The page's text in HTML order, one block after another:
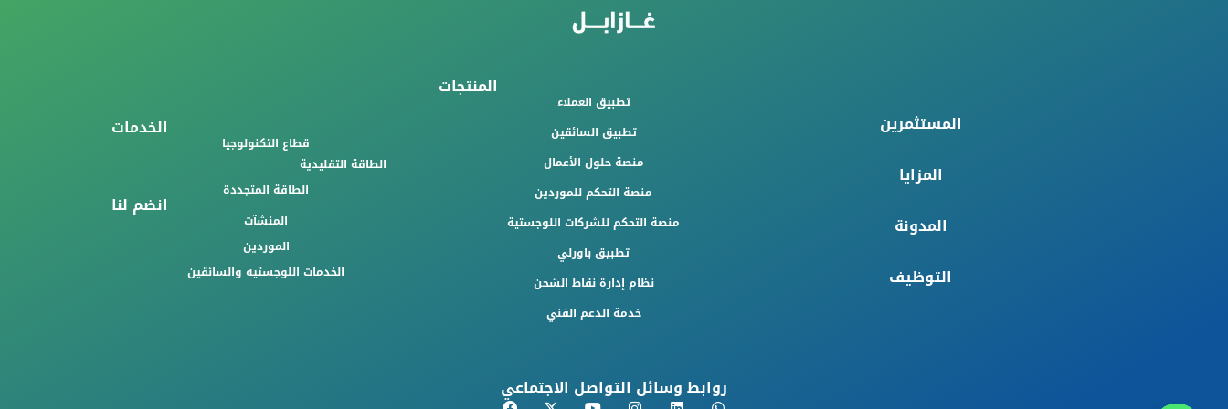
الخدمات
قطاع التكنولوجيا
الطاقة التقليدية
الطاقة المتجددة
انضم لنا
المنشآت
الموردين
الخدمات اللوجستيه والسائقين
المنتجات
تطبيق العملاء
تطبيق السائقين
منصة حلول الأعمال
منصة التحكم للموردين
منصة التحكم للشركات اللوجستية
تطبيق باورلي
نظام إدارة نقاط الشحن
خدمة الدعم الفني
المستثمرين
المزايا
المدونة
التوظيف
روابط وسائل التواصل الاجتماعي